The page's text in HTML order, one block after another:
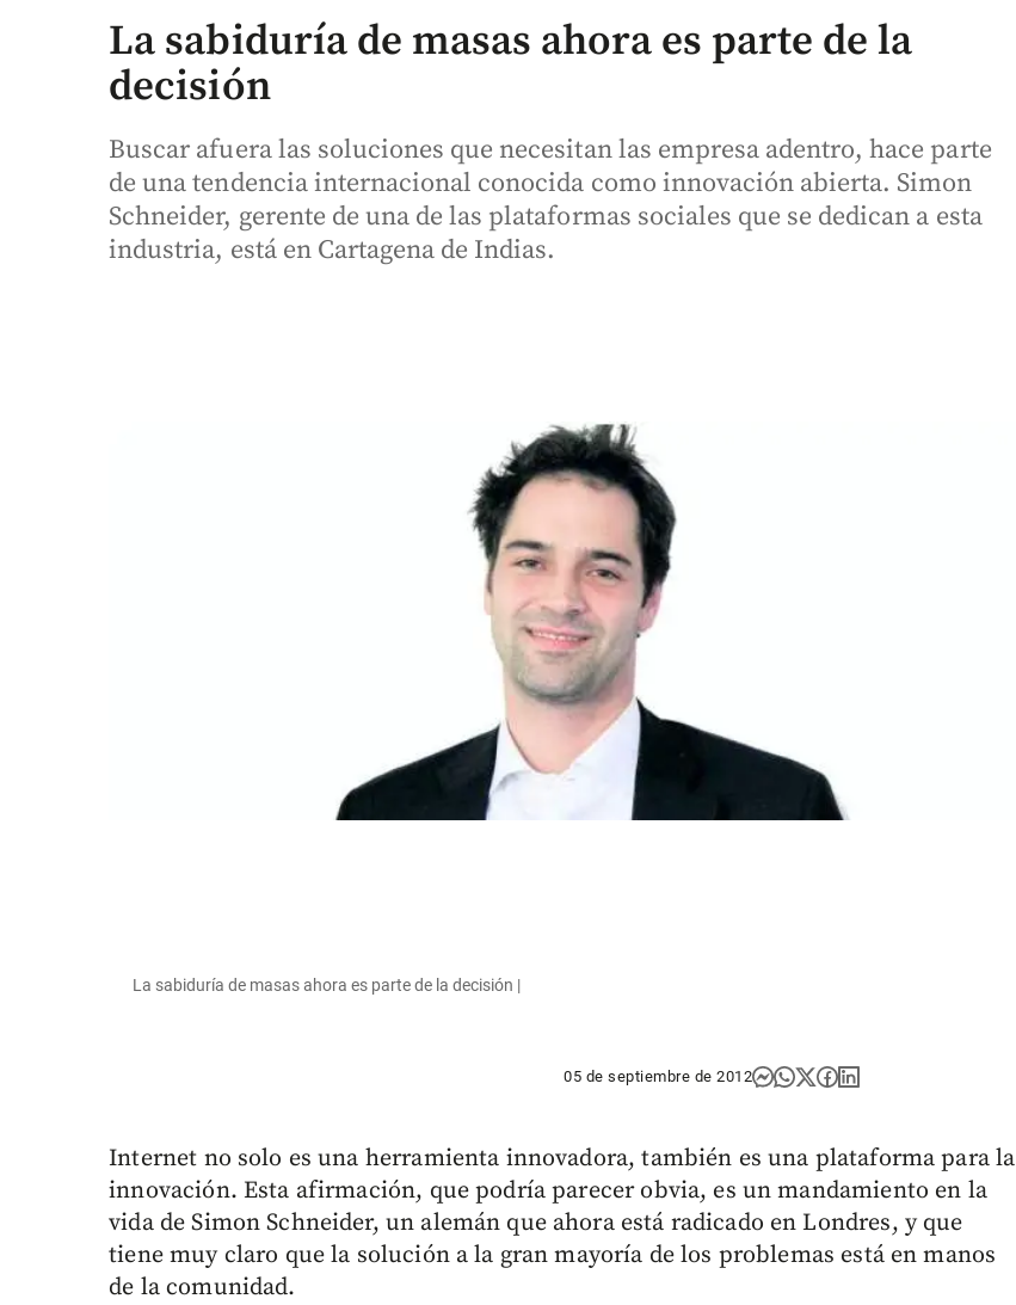
La sabiduría de masas ahora es parte de la
decisión
Buscar afuera las soluciones que necesitan las empresa adentro, hace parte
de una tendencia internacional conocida como innovación abierta. Simon
Schneider, gerente de una de las plataformas sociales que se dedican a esta
industria, está en Cartagena de Indias.
La sabiduría de masas ahora es parte de la decisión |
05 de septiembre de 2012
Internet no solo es una herramienta innovadora, también es una plataforma para la
innovación. Esta afirmación, que podría parecer obvia, es un mandamiento en la
vida de Simon Schneider, un alemán que ahora está radicado en Londres, y que
tiene muy claro que la solución a la gran mayoría de los problemas está en manos
de la comunidad.